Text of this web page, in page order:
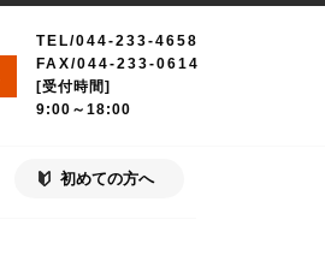
TEL/044-233-4658
FAX/044-233-0614
[受付時間]
9:00～18:00
初めての方へ